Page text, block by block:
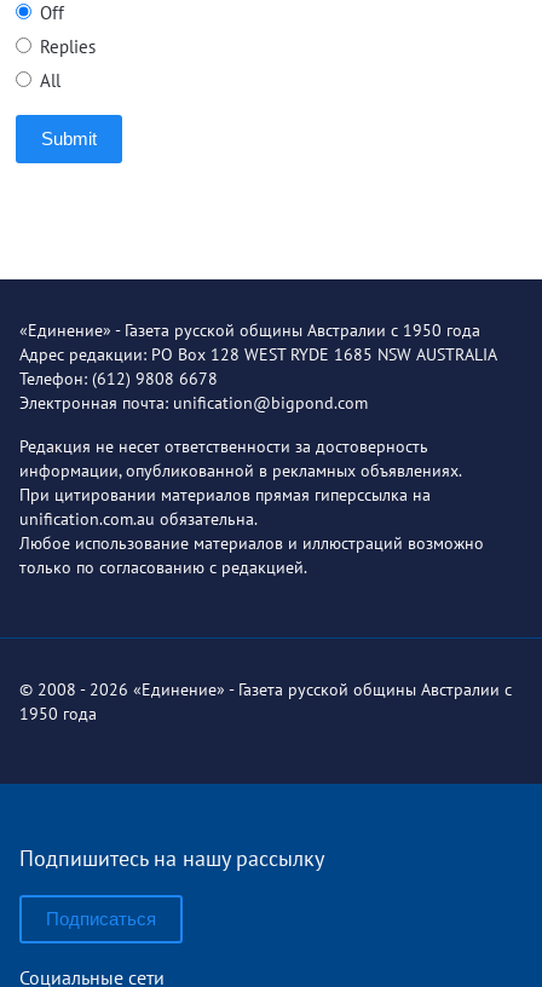
Off
Replies
All
Submit
«Единение» - Газета русской общины Австралии с 1950 года
Адрес редакции: PO Box 128 WEST RYDE 1685 NSW AUSTRALIA
Телефон: (612) 9808 6678
Электронная почта: unification@bigpond.com
Редакция не несет ответственности за достоверность
информации, опубликованной в рекламных объявлениях.
При цитировании материалов прямая гиперссылка на
unification.com.au обязательна.
Любое использование материалов и иллюстраций возможно
только по согласованию с редакцией.
© 2008 - 2026 «Единение» - Газета русской общины Австралии с
1950 года
Подпишитесь на нашу рассылку
Подписаться
Социальные сети